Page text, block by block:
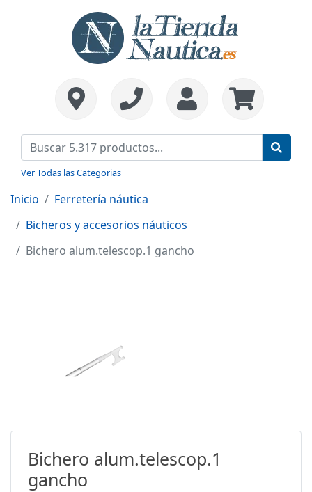
Ver Todas las Categorias
Inicio
Ferretería náutica
Bicheros y accesorios náuticos
Bichero alum.telescop.1 gancho
Bichero alum.telescop.1
gancho